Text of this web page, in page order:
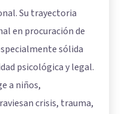
Su trayectoria
en procuración de
sólida
psicológica y legal.
a niños,
crisis, trauma,